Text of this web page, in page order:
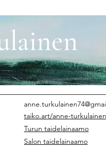
taiko.art/anne-turkulainen
Turun taidelainaamo
Salon taidelainaamo